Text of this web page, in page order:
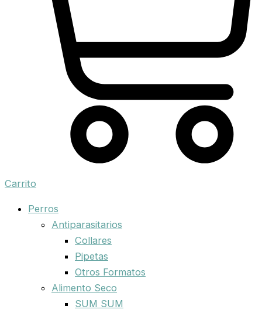
Carrito
Perros
Antiparasitarios
Collares
Pipetas
Otros Formatos
Alimento Seco
SUM SUM